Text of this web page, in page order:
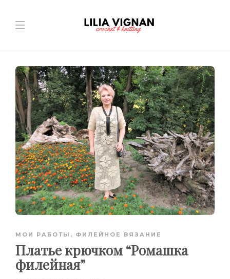
МОИ РАБОТЫ , ФИЛЕЙНОЕ ВЯЗАНИЕ
Платье крючком “Ромашка
филейная”